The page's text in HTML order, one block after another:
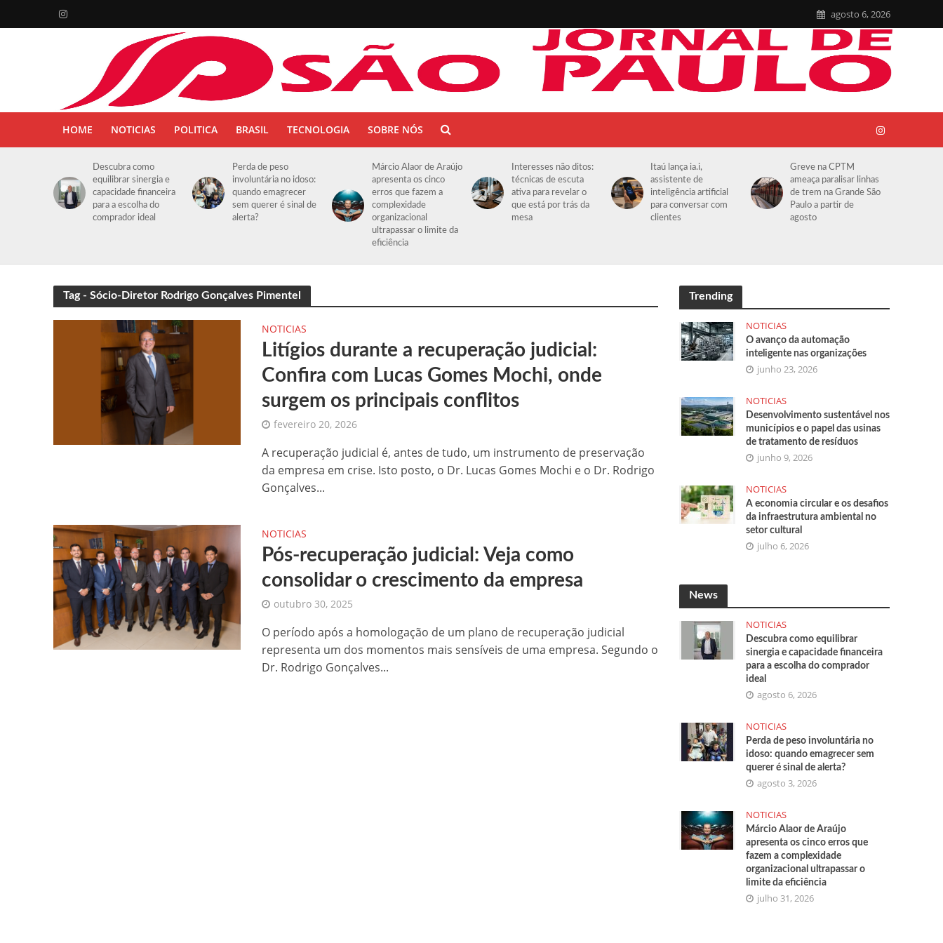
agosto 6, 2026
HOME NOTICIAS POLITICA BRASIL TECNOLOGIA SOBRE NÓS
Descubra como
equilibrar sinergia e
capacidade financeira
para a escolha do
comprador ideal
Perda de peso
involuntária no idoso:
quando emagrecer
sem querer é sinal de
alerta?
Márcio Alaor de Araújo
apresenta os cinco
erros que fazem a
complexidade
organizacional
ultrapassar o limite da
eficiência
Interesses não ditos:
técnicas de escuta
ativa para revelar o
que está por trás da
mesa
Itaú lança ia.i,
assistente de
inteligência artificial
para conversar com
clientes
Greve na CPTM
ameaça paralisar linhas
de trem na Grande São
Paulo a partir de
agosto
Tag - Sócio-Diretor Rodrigo Gonçalves Pimentel
NOTICIAS
Litígios durante a recuperação judicial:
Confira com Lucas Gomes Mochi, onde
surgem os principais conflitos
fevereiro 20, 2026
A recuperação judicial é, antes de tudo, um instrumento de preservação
da empresa em crise. Isto posto, o Dr. Lucas Gomes Mochi e o Dr. Rodrigo
Gonçalves...
NOTICIAS
Pós-recuperação judicial: Veja como
consolidar o crescimento da empresa
outubro 30, 2025
O período após a homologação de um plano de recuperação judicial
representa um dos momentos mais sensíveis de uma empresa. Segundo o
Dr. Rodrigo Gonçalves...
Trending
NOTICIAS
O avanço da automação
inteligente nas organizações
junho 23, 2026
NOTICIAS
Desenvolvimento sustentável nos
municípios e o papel das usinas
de tratamento de resíduos
junho 9, 2026
NOTICIAS
A economia circular e os desafios
da infraestrutura ambiental no
setor cultural
julho 6, 2026
News
NOTICIAS
Descubra como equilibrar
sinergia e capacidade financeira
para a escolha do comprador
ideal
agosto 6, 2026
NOTICIAS
Perda de peso involuntária no
idoso: quando emagrecer sem
querer é sinal de alerta?
agosto 3, 2026
NOTICIAS
Márcio Alaor de Araújo
apresenta os cinco erros que
fazem a complexidade
organizacional ultrapassar o
limite da eficiência
julho 31, 2026